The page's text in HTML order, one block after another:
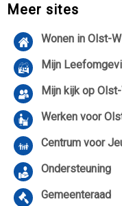
Meer sites
Wonen in Olst-
Mijn
Mijn kijk op
Werken voor
Centrum voor
Ondersteuning
Gemeenteraad